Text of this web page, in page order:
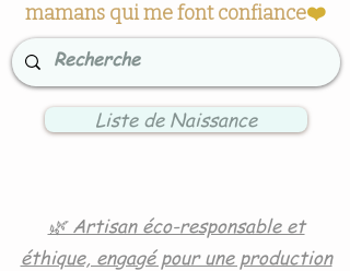
mamans qui me font confiance❤️
Liste de Naissance
🌿 Artisan éco-responsable et
éthique, engagé pour une production